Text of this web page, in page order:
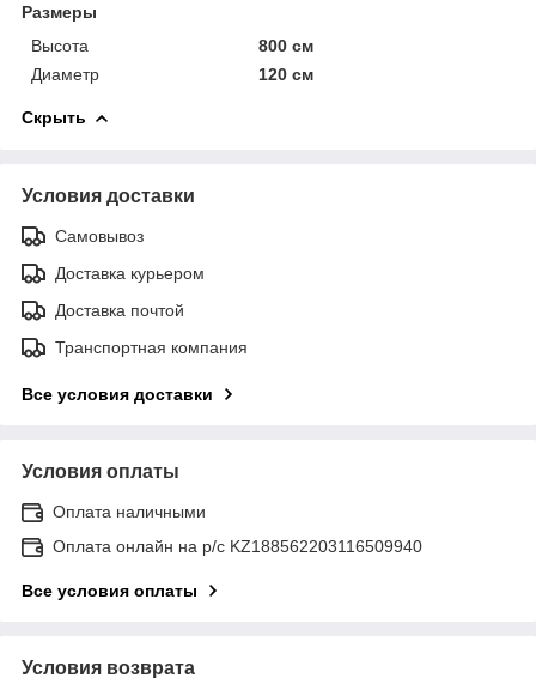
Размеры
Высота
800 см
Диаметр
120 см
Скрыть
Условия доставки
Самовывоз
Доставка курьером
Доставка почтой
Транспортная компания
Все условия доставки
Условия оплаты
Оплата наличными
Оплата онлайн на р/с KZ188562203116509940
Все условия оплаты
Условия возврата